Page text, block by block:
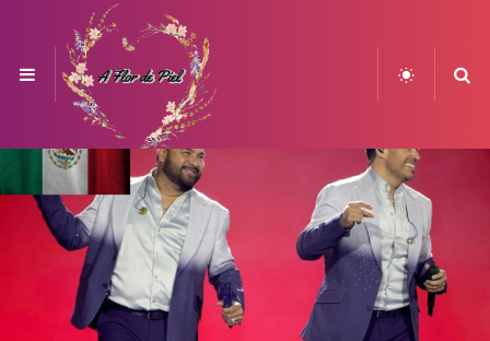
Menu